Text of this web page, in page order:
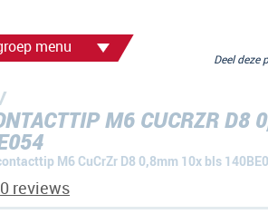
menu
M6 CUCRZR D8
M6 CuCrZr D8 0,8mm 10x bls
Deel
0 reviews